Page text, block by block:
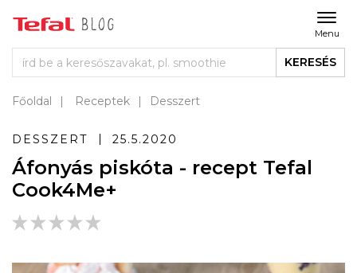
Menu
KERESÉS
Főoldal Receptek Desszert
DESSZERT 25.5.2020
Áfonyás piskóta - recept Tefal
Cook4Me+